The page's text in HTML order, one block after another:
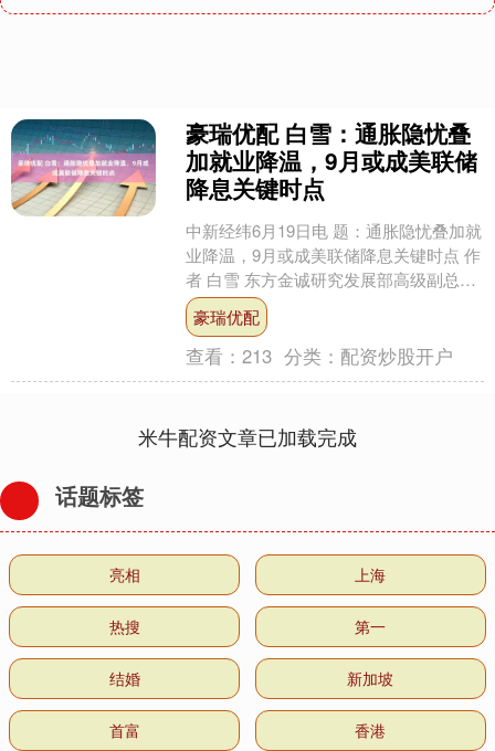
豪瑞优配 白雪：通胀隐忧叠
加就业降温，9月或成美联储
降息关键时点
中新经纬6月19日电 题：通胀隐忧叠加就
业降温，9月或成美联储降息关键时点 作
者 白雪 东方金诚研究发展部高级副总监
6月18日，美联储宣布联邦基金利率的目
标区....
豪瑞优配
查看：213 分类： 配资炒股开户
米牛配资文章已加载完成
话题标签
亮相 上海
热搜 第一
结婚 新加坡
首富 香港